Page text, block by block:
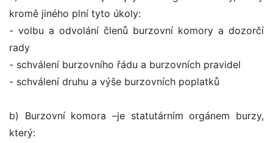
kromě jiného plní tyto úkoly:
- volbu a odvolání členů burzovní komory a dozorčí
rady
- schválení burzovního řádu a burzovních pravidel
- schválení druhu a výše burzovních poplatků
b) Burzovní komora –je statutárním orgánem burzy,
který: